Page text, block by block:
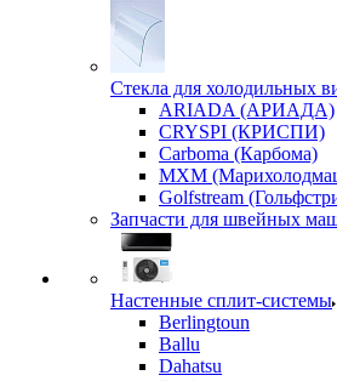
Стекла для холодильных
ARIADA (АРИАДА)
CRYSPI (КРИСПИ)
Carboma (Карбома)
MXM
Golfstream
Запчасти для швейных
Настенные сплит-системы
Berlingtoun
Ballu
Dahatsu